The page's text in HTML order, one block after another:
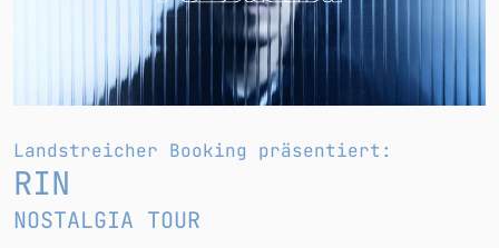
Landstreicher Booking präsentiert:
RIN
NOSTALGIA TOUR